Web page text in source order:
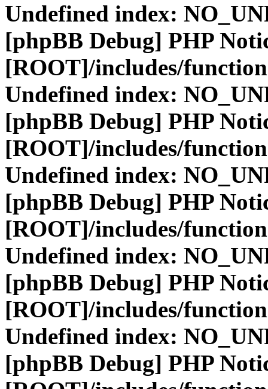
Undefined index:
[phpBB Debug] PHP
[ROOT]/includes/
Undefined index:
[phpBB Debug] PHP
[ROOT]/includes/
Undefined index:
[phpBB Debug] PHP
[ROOT]/includes/
Undefined index:
[phpBB Debug] PHP
[ROOT]/includes/
Undefined index:
[phpBB Debug] PHP